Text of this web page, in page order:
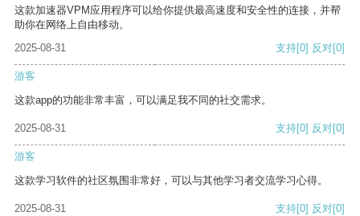
这款加速器VPM应用程序可以给你提供最高速度和安全性的连接，并帮
助你在网络上自由移动。
2025-08-31
支持[0] 反对[0]
游客
这款app的功能非常丰富，可以满足我不同的社交需求。
2025-08-31 支持[0] 反对[0]
游客
这款学习软件的社区氛围非常好，可以与其他学习者交流学习心得。
2025-08-31 支持[0] 反对[0]